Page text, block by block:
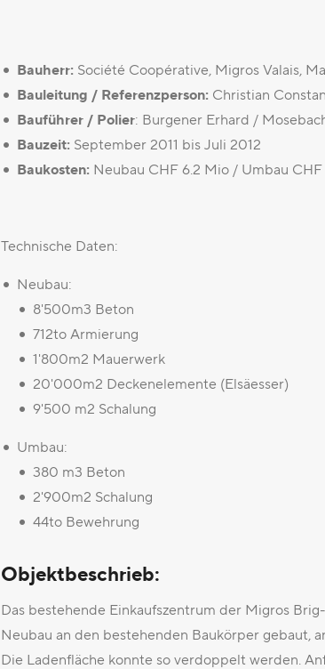
Bauherr: Société Coopérative, Migros Valais,
Bauleitung / Referenzperson: Christian
Bauführer / Polier: Burgener Erhard /
Bauzeit: September 2011 bis Juli 2012
Baukosten: Neubau CHF 6.2 Mio / Umbau
Technische Daten:
Neubau:
8'500m3 Beton
712to Armierung
1'800m2 Mauerwerk
20'000m2 Deckenelemente (Elsäesser)
9'500 m2 Schalung
Umbau:
380 m3 Beton
2'900m2 Schalung
44to Bewehrung
Objektbeschrieb:
Das bestehende Einkaufszentrum der Migros
Neubau an den bestehenden Baukörper gebaut,
Die Ladenfläche konnte so verdoppelt werden.